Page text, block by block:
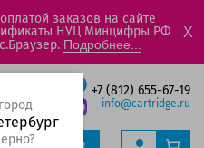
заказов на сайте
НУЦ Минцифры РФ
Подробнее...
X
+7 (812) 655-67-19
info@cartridge.ru